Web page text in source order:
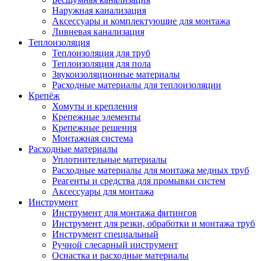
Наружная канализация
Аксессуары и комплектующие для монтажа
Ливневая канализация
Теплоизоляция
Теплоизоляция для труб
Теплоизоляция для пола
Звукоизоляционные материалы
Расходные материалы для теплоизоляции
Крепёж
Хомуты и крепления
Крепежные элементы
Крепежные решения
Монтажная система
Расходные материалы
Уплотнительные материалы
Расходные материалы для монтажа медных труб
Реагенты и средства для промывки систем
Аксессуары для монтажа
Инструмент
Инструмент для монтажа фитингов
Инструмент для резки, обработки и монтажа труб
Инструмент специальный
Ручной слесарный инструмент
Оснастка и расходные материалы